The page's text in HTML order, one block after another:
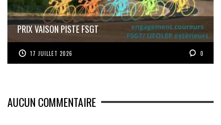
PRIX VAISON PISTE FSGT
17 JUILLET 2026 0
AUCUN COMMENTAIRE